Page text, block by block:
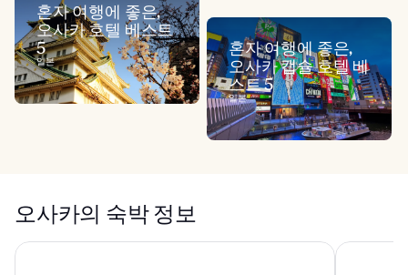
혼자 여행에 좋은,
오사카 호텔 베스트
5
일본
혼자 여행에 좋은,
오사카 캡슐 호텔 베
스트 5
일본
오사카의 숙박 정보
APA 호텔 & 리조트 오사카 난바 역앞 타워 센타라 라